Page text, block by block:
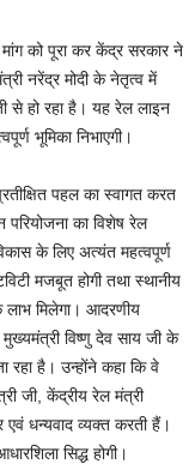
को पूरा कर केंद्र सरकार ने
नरेंद्र मोदी के नेतृत्व में
से हो रहा है। यह रेल लाइन
भूमिका निभाएगी।
पहल का स्वागत करत
का विशेष रेल
के लिए अत्यंत महत्वपूर्ण
मजबूत होगी तथा स्थानीय
लाभ मिलेगा। आदरणीय
विष्णु देव साय जी के
रहा है। उन्होंने कहा कि वे
जी, केंद्रीय रेल मंत्री
एवं धन्यवाद व्यक्त करती हैं।
सिद्ध होगी।